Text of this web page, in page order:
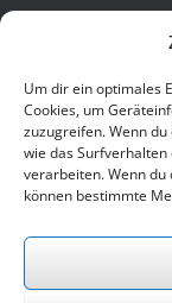
Um dir ein optimales
Cookies, um
zuzugreifen. Wenn
wie das
verarbeiten. Wenn
können bestimmte
Kontakt
Junge Presse
Rückertstraße 10
30169 Hannover